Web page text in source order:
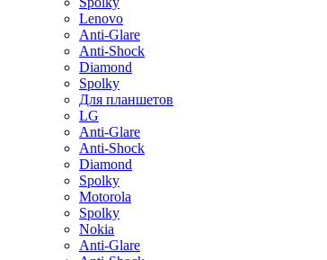
Lenovo
Anti-Glare
Anti-Shock
Diamond
Spolky
Для планшетов
LG
Anti-Glare
Anti-Shock
Diamond
Spolky
Motorola
Spolky
Nokia
Anti-Glare